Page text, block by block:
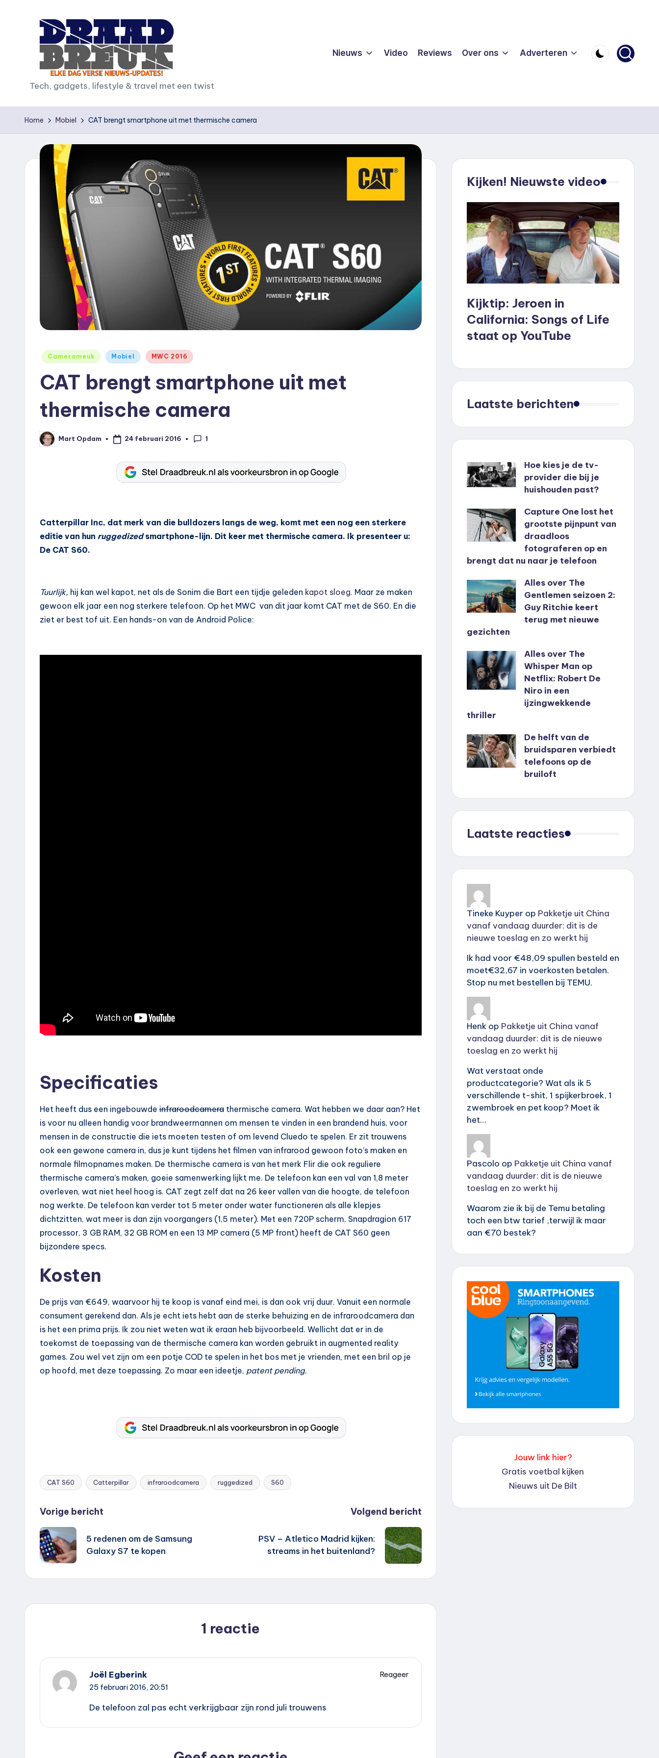
D
r
a
Tech, gadgets, lifestyle & travel met een twist
Nieuws Video Reviews Over ons Adverteren
Home Mobiel CAT brengt smartphone uit met thermische camera
Geplaatst
Camerameuk Mobiel MWC 2016
CAT brengt smartphone uit met
thermische camera
Geplaatst
door
Mart Opdam 24 februari 2016 1
Catterpillar Inc, dat merk van die bulldozers langs de weg, komt met een nog een sterkere
editie van hun ruggedizedsmartphone-lijn. Dit keer met thermische camera. Ik presenteer u:
De CAT S60.
Tuurlijk, hij kan wel kapot, net als de Sonim die Bart een tijdje geleden kapot sloeg. Maar ze maken
gewoon elk jaar een nog sterkere telefoon. Op het MWC van dit jaar komt CAT met de S60. En die
ziet er best tof uit. Een hands-on van de Android Police:
Specificaties
Het heeft dus een ingebouwde infraroodcamera thermische camera. Wat hebben we daar aan? Het
is voor nu alleen handig voor brandweermannen om mensen te vinden in een brandend huis, voor
mensen in de constructie die iets moeten testen of om levend Cluedo te spelen. Er zit trouwens
ook een gewone camera in, dus je kunt tijdens het filmen van infrarood gewoon foto’s maken en
normale filmopnames maken. De thermische camera is van het merk Flir die ook reguliere
thermische camera’s maken, goeie samenwerking lijkt me. De telefoon kan een val van 1,8 meter
overleven, wat niet heel hoog is. CAT zegt zelf dat na 26 keer vallen van die hoogte, de telefoon
nog werkte. De telefoon kan verder tot 5 meter onder water functioneren als alle klepjes
dichtzitten, wat meer is dan zijn voorgangers (1,5 meter). Met een 720P scherm, Snapdragion 617
processor, 3 GB RAM, 32 GB ROM en een 13 MP camera (5 MP front) heeft de CAT S60 geen
bijzondere specs.
Kosten
De prijs van €649, waarvoor hij te koop is vanaf eind mei, is dan ook vrij duur. Vanuit een normale
consument gerekend dan. Als je echt iets hebt aan de sterke behuizing en de infraroodcamera dan
is het een prima prijs. Ik zou niet weten wat ik eraan heb bijvoorbeeld. Wellicht dat er in de
toekomst de toepassing van de thermische camera kan worden gebruikt in augmented reality
games. Zou wel vet zijn om een potje COD te spelen in het bos met je vrienden, met een bril op je
op hoofd, met deze toepassing. Zo maar een ideetje, patent pending.
Tags:
CAT S60 Catterpillar infraroodcamera ruggedized S60
Bericht
navigatie
Vorige bericht
5 redenen om de Samsung
Galaxy S7 te kopen
Volgend bericht
PSV – Atletico Madrid kijken:
streams in het buitenland?
1 reactie
Joël Egberink
Reageer
25 februari 2016, 20:51
De telefoon zal pas echt verkrijgbaar zijn rond juli trouwens
Kijken! Nieuwste video
Kijktip: Jeroen in
California: Songs of Life
staat op YouTube
Laatste berichten
Hoe kies je de tv-
provider die bij je
huishouden past?
Capture One lost het
grootste pijnpunt van
draadloos
fotograferen op en
brengt dat nu naar je telefoon
Alles over The
Gentlemen seizoen 2:
Guy Ritchie keert
terug met nieuwe
gezichten
Alles over The
Whisper Man op
Netflix: Robert De
Niro in een
ijzingwekkende
thriller
De helft van de
bruidsparen verbiedt
telefoons op de
bruiloft
Laatste reacties
Tineke Kuyper op Pakketje uit China
vanaf vandaag duurder: dit is de
nieuwe toeslag en zo werkt hij
Ik had voor €48,09 spullen besteld en
moet€32,67 in voerkosten betalen.
Stop nu met bestellen bij TEMU.
Henkop Pakketje uit China vanaf
vandaag duurder: dit is de nieuwe
toeslag en zo werkt hij
Wat verstaat onde
productcategorie? Wat als ik 5
verschillende t-shit, 1 spijkerbroek, 1
zwembroek en pet koop? Moet ik
het…
Pascolo op Pakketje uit China vanaf
vandaag duurder: dit is de nieuwe
toeslag en zo werkt hij
Waarom zie ik bij de Temu betaling
toch een btw tarief ,terwijl ik maar
aan €70 bestek?
Jouw link hier?
Gratis voetbal kijken
Nieuws uit De Bilt